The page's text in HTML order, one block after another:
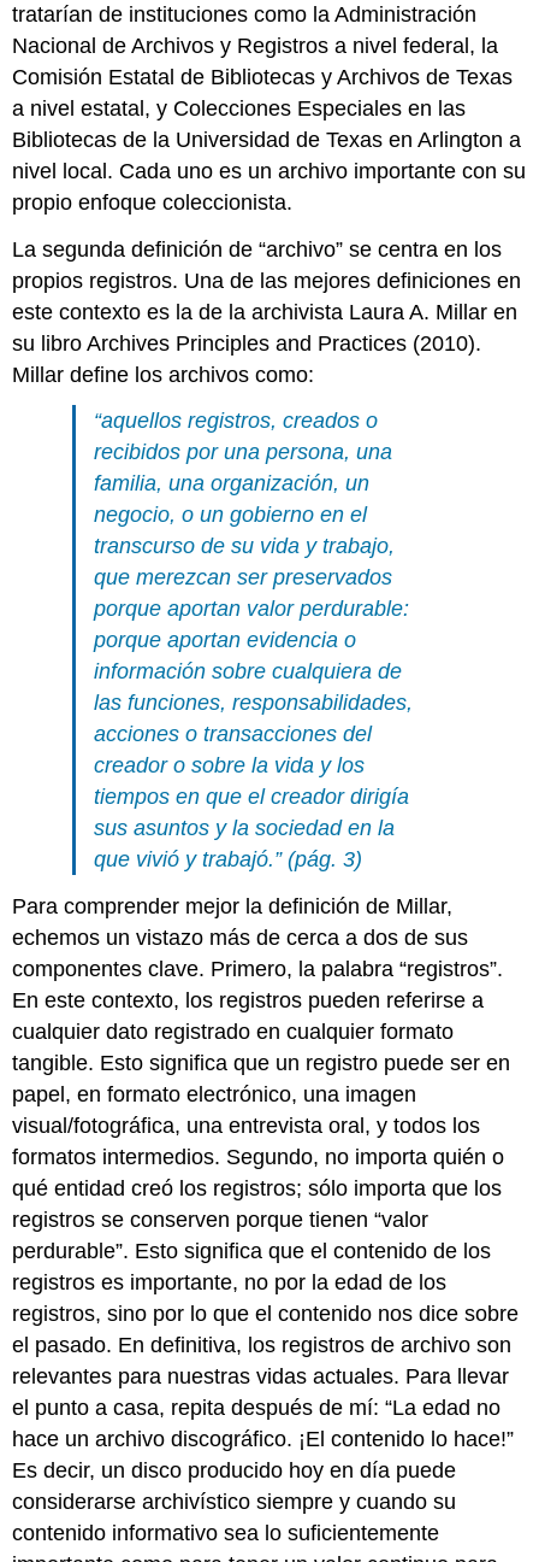
tratarían de instituciones como la Administración
Nacional de Archivos y Registros a nivel federal, la
Comisión Estatal de Bibliotecas y Archivos de Texas
a nivel estatal, y Colecciones Especiales en las
Bibliotecas de la Universidad de Texas en Arlington a
nivel local. Cada uno es un archivo importante con su
propio enfoque coleccionista.
La segunda definición de “archivo” se centra en los
propios registros. Una de las mejores definiciones en
este contexto es la de la archivista Laura A. Millar en
su libro Archives Principles and Practices (2010).
Millar define los archivos como:
“aquellos registros, creados o
recibidos por una persona, una
familia, una organización, un
negocio, o un gobierno en el
transcurso de su vida y trabajo,
que merezcan ser preservados
porque aportan valor perdurable:
porque aportan evidencia o
información sobre cualquiera de
las funciones, responsabilidades,
acciones o transacciones del
creador o sobre la vida y los
tiempos en que el creador dirigía
sus asuntos y la sociedad en la
que vivió y trabajó.” (pág. 3)
Para comprender mejor la definición de Millar,
echemos un vistazo más de cerca a dos de sus
componentes clave. Primero, la palabra “registros”.
En este contexto, los registros pueden referirse a
cualquier dato registrado en cualquier formato
tangible. Esto significa que un registro puede ser en
papel, en formato electrónico, una imagen
visual/fotográfica, una entrevista oral, y todos los
formatos intermedios. Segundo, no importa quién o
qué entidad creó los registros; sólo importa que los
registros se conserven porque tienen “valor
perdurable”. Esto significa que el contenido de los
registros es importante, no por la edad de los
registros, sino por lo que el contenido nos dice sobre
el pasado. En definitiva, los registros de archivo son
relevantes para nuestras vidas actuales. Para llevar
el punto a casa, repita después de mí: “La edad no
hace un archivo discográfico. ¡El contenido lo hace!”
Es decir, un disco producido hoy en día puede
considerarse archivístico siempre y cuando su
contenido informativo sea lo suficientemente